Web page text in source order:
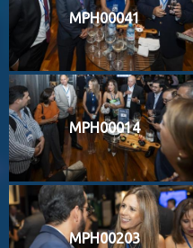
MPH00041
MPH00014
MPH00203